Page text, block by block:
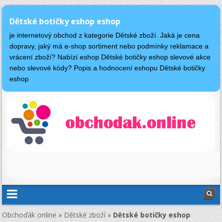
Dětské botičky eshop eshop
je internetový obchod z kategorie Dětské zboží. Jaká je cena
dopravy, jaký má e-shop sortiment nebo podmínky reklamace a
vrácení zboží? Nabízí eshop Dětské botičky eshop slevové akce
nebo slevové kódy? Popis a hodnocení eshopu Dětské botičky
eshop
Obchoďák online»Dětské zboží»Dětské botičky eshop